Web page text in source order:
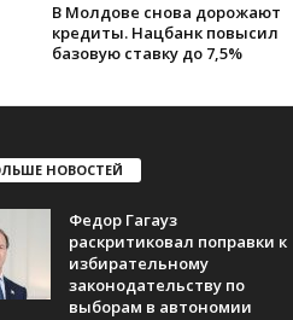
В Молдове снова дорожают
кредиты. Нацбанк повысил
базовую ставку до 7,5%
НОВОСТЕЙ
Федор Гагауз
раскритиковал поправки к
избирательному
законодательству по
выборам в автономии